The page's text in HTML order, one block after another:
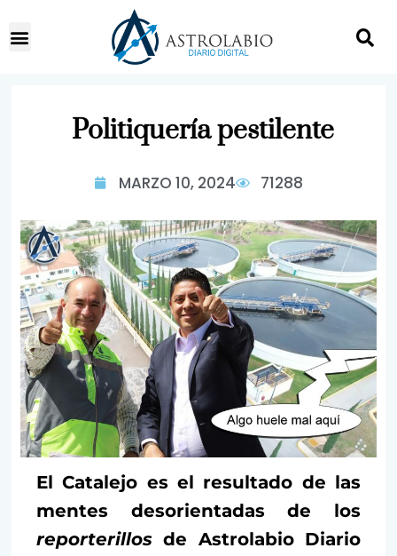
Politiquería pestilente
MARZO 10, 2024 71288
El Catalejo es el resultado de las
mentes desorientadas de los
reporterillos de Astrolabio Diario